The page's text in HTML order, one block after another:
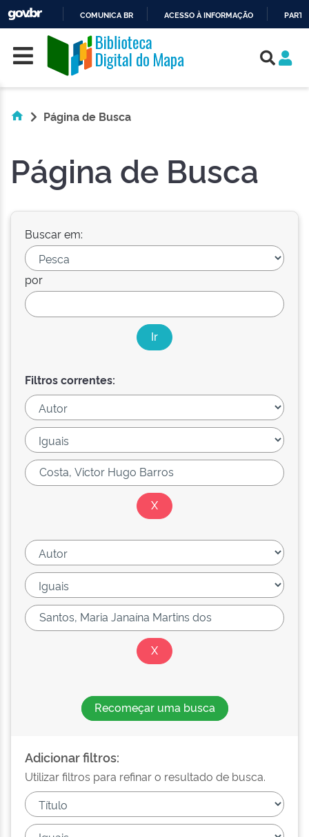
O
CONTEÚDO
COMUNICA BR ACESSO À INFORMAÇÃO
Skip navigation
Página de Busca
Página de Busca
Buscar em:
por
Filtros correntes:
Recomeçar uma busca
Adicionar filtros:
Utilizar filtros para refinar o resultado de busca.